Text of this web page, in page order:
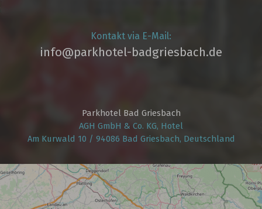
Kontakt via E-Mail:
info@parkhotel­-badgriesbach.de
Parkhotel Bad Griesbach
AGH GmbH & Co. KG, Hotel
Am Kurwald 10 / 94086 Bad Griesbach, Deutschland